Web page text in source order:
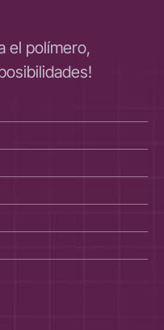
el polímero,